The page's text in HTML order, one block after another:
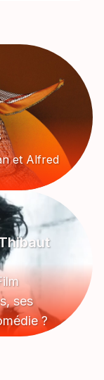
et Alfred
ses
?